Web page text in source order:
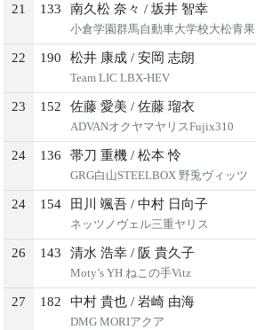
21 133 南久松 奈々 / 坂井 智幸
小倉学園群馬自動車大学校大松青果ヤリス
22 190 松井 康成 / 安岡 志朗
Team LIC LBX-HEV
23 152 佐藤 愛美 / 佐藤 瑠衣
ADVANオクヤマヤリスFujix310
24 136 帯刀 重機 / 松本 怜
GRG白山STEELBOX 野兎ヴィッツ
24 154 田川 颯吾 / 中村 日向子
ネッツノヴェル三重ヤリス
26 143 清水 浩幸 / 阪 貴久子
Moty’s YH ねこの手Vitz
27 182 中村 貴也 / 岩崎 由海
DMG MORIアクア